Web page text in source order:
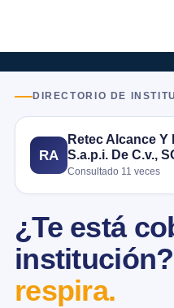
DIRECTORIO DE
RA
Retec Alcance Y
S.a.p.i. De C.v.,
Consultado 11 veces
¿Te está
respira.